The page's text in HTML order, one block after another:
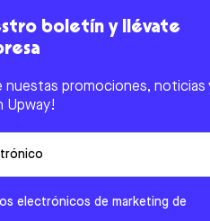
boletín y llévate
nuestas promociones, noticias
Upway!
electrónicos de marketing de